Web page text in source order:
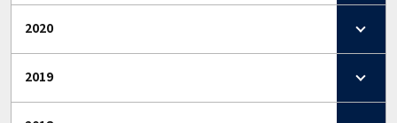
2020
2019